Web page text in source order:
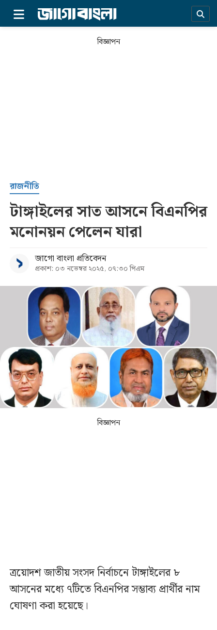
সর্বশেষ
বিভাগ
আর্কাইভ
কনভার্টার
বিজ্ঞাপন
রাজনীতি
টাঙ্গাইলের সাত আসনে বিএনপির
মনোনয়ন পেলেন যারা
জাগো বাংলা প্রতিবেদন
প্রকাশ: ০৩ নভেম্বর ২০২৫, ০৭:৩০ পিএম
বিজ্ঞাপন
ত্রয়োদশ জাতীয় সংসদ নির্বাচনে টাঙ্গাইলের ৮
আসনের মধ্যে ৭টিতে বিএনপির সম্ভাব্য প্রার্থীর নাম
ঘোষণা করা হয়েছে।